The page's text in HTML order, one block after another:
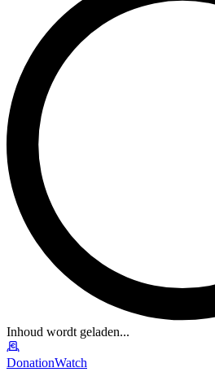
Inhoud wordt geladen...
DonationWatch